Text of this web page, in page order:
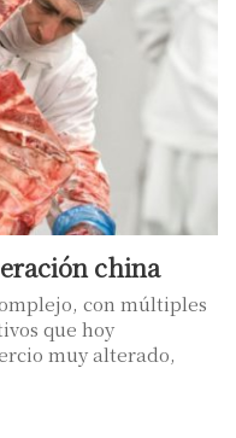
china
con múltiples
que hoy
muy alterado,